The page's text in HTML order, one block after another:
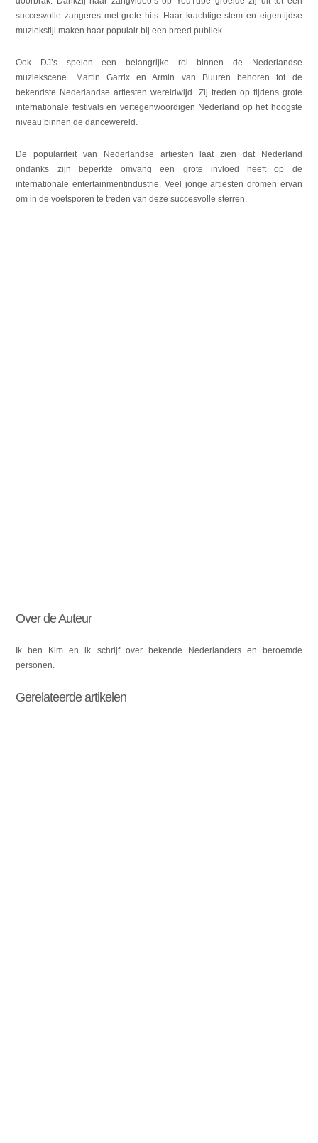
succesvolle zangeres met grote hits. Haar krachtige stem en eigentijdse
muziekstijl maken haar populair bij een breed publiek.
Ook DJ’s spelen een belangrijke rol binnen de Nederlandse
muziekscene. Martin Garrix en Armin van Buuren behoren tot de
bekendste Nederlandse artiesten wereldwijd. Zij treden op tijdens grote
internationale festivals en vertegenwoordigen Nederland op het hoogste
niveau binnen de dancewereld.
De populariteit van Nederlandse artiesten laat zien dat Nederland
ondanks zijn beperkte omvang een grote invloed heeft op de
internationale entertainmentindustrie. Veel jonge artiesten dromen ervan
om in de voetsporen te treden van deze succesvolle sterren.
Over de Auteur
Ik ben Kim en ik schrijf over bekende Nederlanders en beroemde
personen.
Gerelateerde artikelen